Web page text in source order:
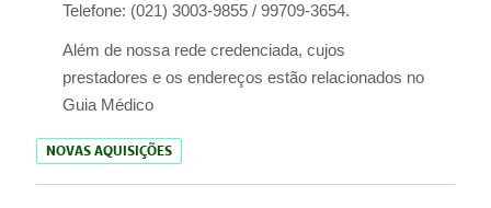
Telefone: (021) 3003-9855 / 99709-3654.
Além de nossa rede credenciada, cujos
prestadores e os endereços estão relacionados no
Guia Médico
NOVAS AQUISIÇÕES